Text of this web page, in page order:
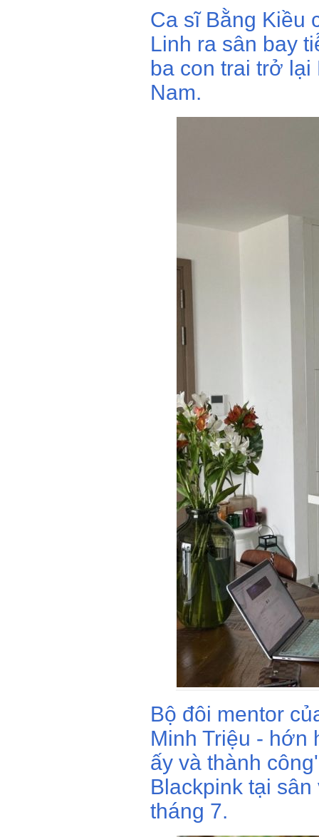
Ca sĩ Bằng Kiều
Linh ra sân bay
ba con trai trở lại
Nam.
Bộ đôi mentor
Minh Triệu - hớn
ấy và thành
Blackpink tại
tháng 7.